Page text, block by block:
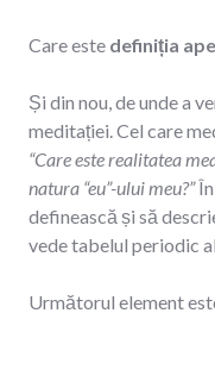
Care este definiția
Și din nou, de unde a
meditației. Cel care
“Care este realitatea
natura “eu”-ului meu?”În
definească și să
vede tabelul periodic
Următorul element